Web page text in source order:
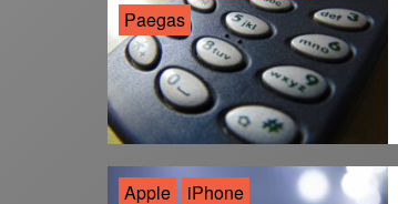
Paegas
Apple iPhone